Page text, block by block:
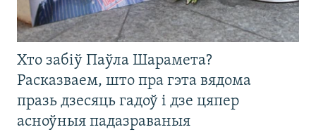
Хто забіў Паўла Шарамета?
Расказваем, што пра гэта вядома
празь дзесяць гадоў і дзе цяпер
асноўныя падазраваныя